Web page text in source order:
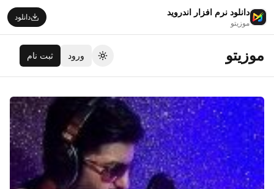
دانلود نرم افزار اندروید
موزیتو
دانلود
موزیتو تغییر تم
ورود ثبت نام